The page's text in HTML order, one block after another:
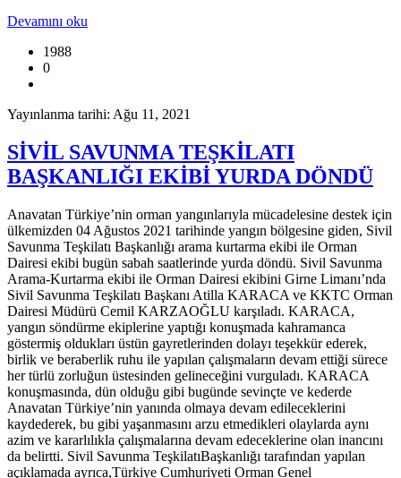
Devamını oku
1988
0
Yayınlanma tarihi: Ağu 11, 2021
SİVİL SAVUNMA TEŞKİLATI
BAŞKANLIĞI EKİBİ YURDA DÖNDÜ
Anavatan Türkiye’nin orman yangınlarıyla mücadelesine destek için
ülkemizden 04 Ağustos 2021 tarihinde yangın bölgesine giden, Sivil
Savunma Teşkilatı Başkanlığı arama kurtarma ekibi ile Orman
Dairesi ekibi bugün sabah saatlerinde yurda döndü. Sivil Savunma
Arama-Kurtarma ekibi ile Orman Dairesi ekibini Girne Limanı’nda
Sivil Savunma Teşkilatı Başkanı Atilla KARACA ve KKTC Orman
Dairesi Müdürü Cemil KARZAOĞLU karşıladı. KARACA,
yangın söndürme ekiplerine yaptığı konuşmada kahramanca
göstermiş oldukları üstün gayretlerinden dolayı teşekkür ederek,
birlik ve beraberlik ruhu ile yapılan çalışmaların devam ettiği sürece
her türlü zorluğun üstesinden gelineceğini vurguladı. KARACA
konuşmasında, dün olduğu gibi bugünde sevinçte ve kederde
Anavatan Türkiye’nin yanında olmaya devam edileceklerini
kaydederek, bu gibi yaşanmasını arzu etmedikleri olaylarda aynı
azim ve kararlılıkla çalışmalarına devam edeceklerine olan inancını
da belirtti. Sivil Savunma TeşkilatıBaşkanlığı tarafından yapılan
açıklamada ayrıca,Türkiye Cumhuriyeti Orman Genel